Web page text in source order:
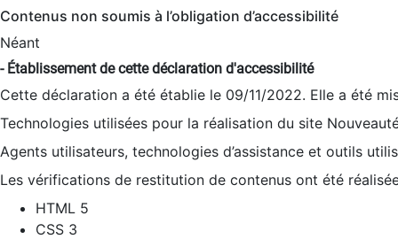
Contenus non soumis à l’obligation d’accessibilité
Néant
- Établissement de cette déclaration d'accessibilité
Cette déclaration a été établie le 09/11/2022. Elle a été
Technologies utilisées pour la réalisation du site
Agents utilisateurs, technologies d’assistance et outils
Les vérifications de restitution de contenus ont été
HTML 5
CSS 3